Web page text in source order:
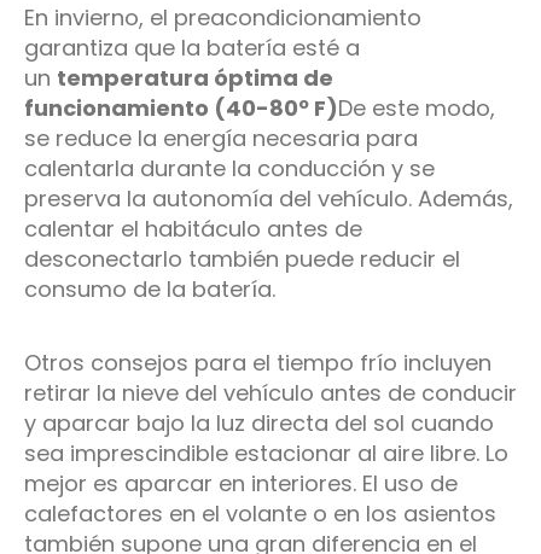
En invierno, el preacondicionamiento
garantiza que la batería esté a
un temperatura óptima de
funcionamiento (40-80º F)De este modo,
se reduce la energía necesaria para
calentarla durante la conducción y se
preserva la autonomía del vehículo. Además,
calentar el habitáculo antes de
desconectarlo también puede reducir el
consumo de la batería.
Otros consejos para el tiempo frío incluyen
retirar la nieve del vehículo antes de conducir
y aparcar bajo la luz directa del sol cuando
sea imprescindible estacionar al aire libre. Lo
mejor es aparcar en interiores. El uso de
calefactores en el volante o en los asientos
también supone una gran diferencia en el